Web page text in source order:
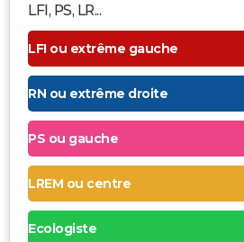
LFI, PS, LR...
LFI ou extrême gauche
RN ou extrême droite
PS ou gauche
LREM ou centre
Ecologiste